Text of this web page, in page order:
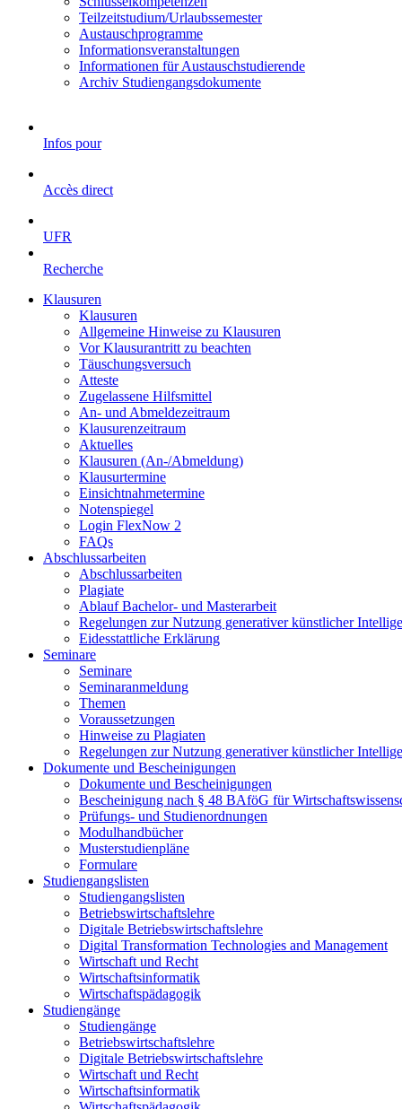
Teilzeitstudium/Urlaubssemester
Austauschprogramme
Informationsveranstaltungen
Informationen für Austauschstudierende
Archiv Studiengangsdokumente
Infos pour
Accès direct
UFR
Recherche
Klausuren
Klausuren
Allgemeine Hinweise zu Klausuren
Vor Klausurantritt zu beachten
Täuschungsversuch
Atteste
Zugelassene Hilfsmittel
An- und Abmeldezeitraum
Klausurenzeitraum
Aktuelles
Klausuren (An-/Abmeldung)
Klausurtermine
Einsichtnahmetermine
Notenspiegel
Login FlexNow 2
FAQs
Abschlussarbeiten
Abschlussarbeiten
Plagiate
Ablauf Bachelor- und Masterarbeit
Regelungen zur Nutzung generativer künstlicher
Eidesstattliche Erklärung
Seminare
Seminare
Seminaranmeldung
Themen
Voraussetzungen
Hinweise zu Plagiaten
Regelungen zur Nutzung generativer künstlicher
Dokumente und Bescheinigungen
Dokumente und Bescheinigungen
Bescheinigung nach § 48 BAföG für
Prüfungs- und Studienordnungen
Modulhandbücher
Musterstudienpläne
Formulare
Studiengangslisten
Studiengangslisten
Betriebswirtschaftslehre
Digitale Betriebswirtschaftslehre
Digital Transformation Technologies and Management
Wirtschaft und Recht
Wirtschaftsinformatik
Wirtschaftspädagogik
Studiengänge
Studiengänge
Betriebswirtschaftslehre
Digitale Betriebswirtschaftslehre
Wirtschaft und Recht
Wirtschaftsinformatik